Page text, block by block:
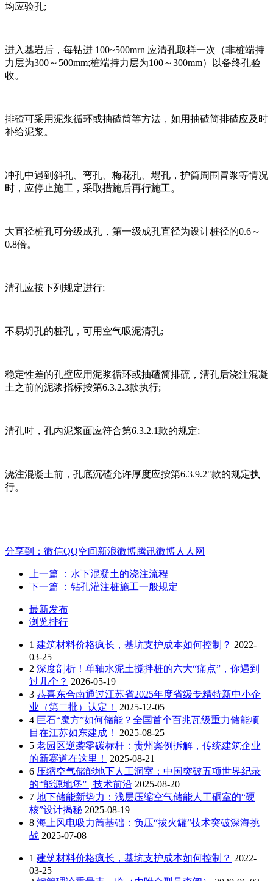
均应验孔;
进入基岩后，每钻进 100~500mrn 应清孔取样一次（非桩端持
力层为300～500mm;桩端持力层为100～300mm）以备终孔验
收。
排碴可采用泥浆循环或抽碴筒等方法，如用抽碴简排碴应及时
补给泥浆。
冲孔中遇到斜孔、弯孔、梅花孔、塌孔，护筒周围冒浆等情况
时，应停止施工，采取措施后再行施工。
大直径桩孔可分级成孔，第一级成孔直径为设计桩径的0.6～
0.8倍。
清孔应按下列规定进行;
不易坍孔的桩孔，可用空气吸泥清孔;
稳定性差的孔壁应用泥浆循环或抽碴简排硫，清孔后浇注混凝
土之前的泥浆指标按第6.3.2.3款执行;
清孔时，孔内泥浆面应符合第6.3.2.1款的规定;
浇注混凝土前，孔底沉碴允许厚度应按第6.3.9.2"款的规定执
行。
分享到： 微信QQ空间新浪微博腾讯微博人人网
上一篇
：水下混凝土的浇注流程
下一篇
：钻孔灌注桩施工一般规定
最新发布
浏览排行
1 建筑材料价格疯长，基坑支护成本如何控制？ 2022-
03-25
2 深度剖析！单轴水泥土搅拌桩的六大“痛点”，你遇到
过几个？ 2026-05-19
3 恭喜东合南通过江苏省2025年度省级专精特新中小企
业（第二批）认定！
2025-12-05
4 巨石“魔方”如何储能？全国首个百兆瓦级重力储能项
目在江苏如东建成！
2025-08-25
5 老园区逆袭零碳标杆：贵州案例拆解，传统建筑企业
的新赛道在这里！
2025-08-21
6 压缩空气储能地下人工洞室：中国突破五项世界纪录
的“能源地堡” | 技术前沿 2025-08-20
7 地下储能新势力：浅层压缩空气储能人工硐室的“硬
核”设计揭秘 2025-08-19
8 海上风电吸力筒基础：负压“拔火罐”技术突破深海挑
战 2025-07-08
1 建筑材料价格疯长，基坑支护成本如何控制？ 2022-
03-25